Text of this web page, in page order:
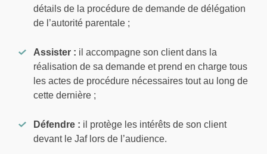
détails de la procédure de demande de délégation
de l’autorité parentale ;
Assister : il accompagne son client dans la
réalisation de sa demande et prend en charge tous
les actes de procédure nécessaires tout au long de
cette dernière ;
Défendre : il protège les intérêts de son client
devant le Jaf lors de l’audience.